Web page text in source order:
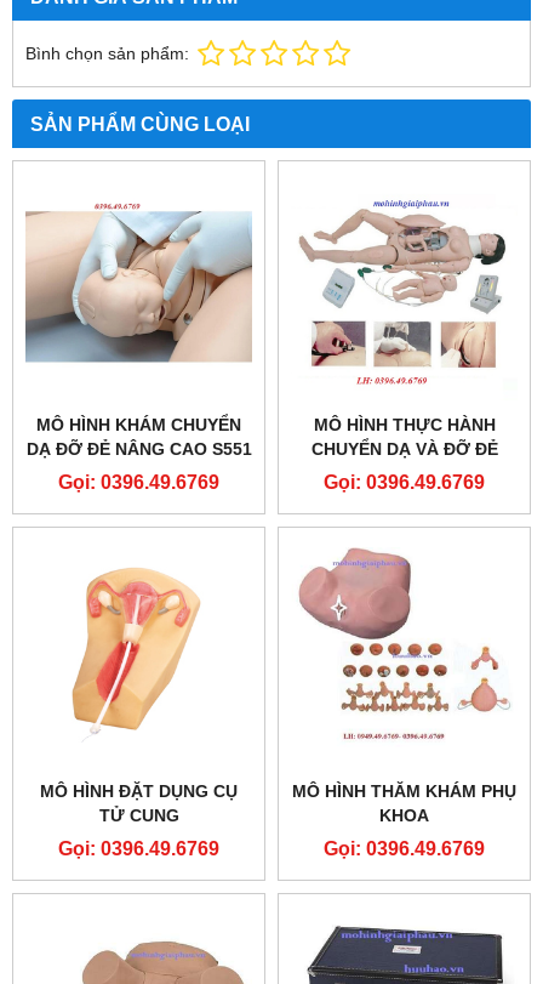
Bình chọn sản phẩm:
SẢN PHẨM CÙNG LOẠI
MÔ HÌNH KHÁM CHUYỂN
DẠ ĐỠ ĐẺ NÂNG CAO S551
GAUMARD
Gọi: 0396.49.6769
MÔ HÌNH THỰC HÀNH
CHUYỂN DẠ VÀ ĐỠ ĐẺ
Gọi: 0396.49.6769
MÔ HÌNH ĐẶT DỤNG CỤ
TỬ CUNG
Gọi: 0396.49.6769
MÔ HÌNH THĂM KHÁM PHỤ
KHOA
Gọi: 0396.49.6769